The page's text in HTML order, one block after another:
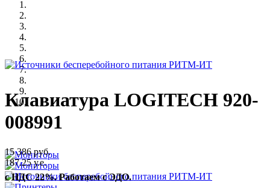
Клавиатура LOGITECH 920-
008991
15 386руб.
187.25 у.е.
с НДС 22%. Работаем с ЭДО.